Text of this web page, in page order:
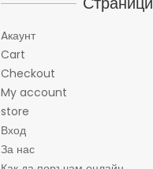
Aкаунт
Cart
Checkout
My account
store
Вход
За нас